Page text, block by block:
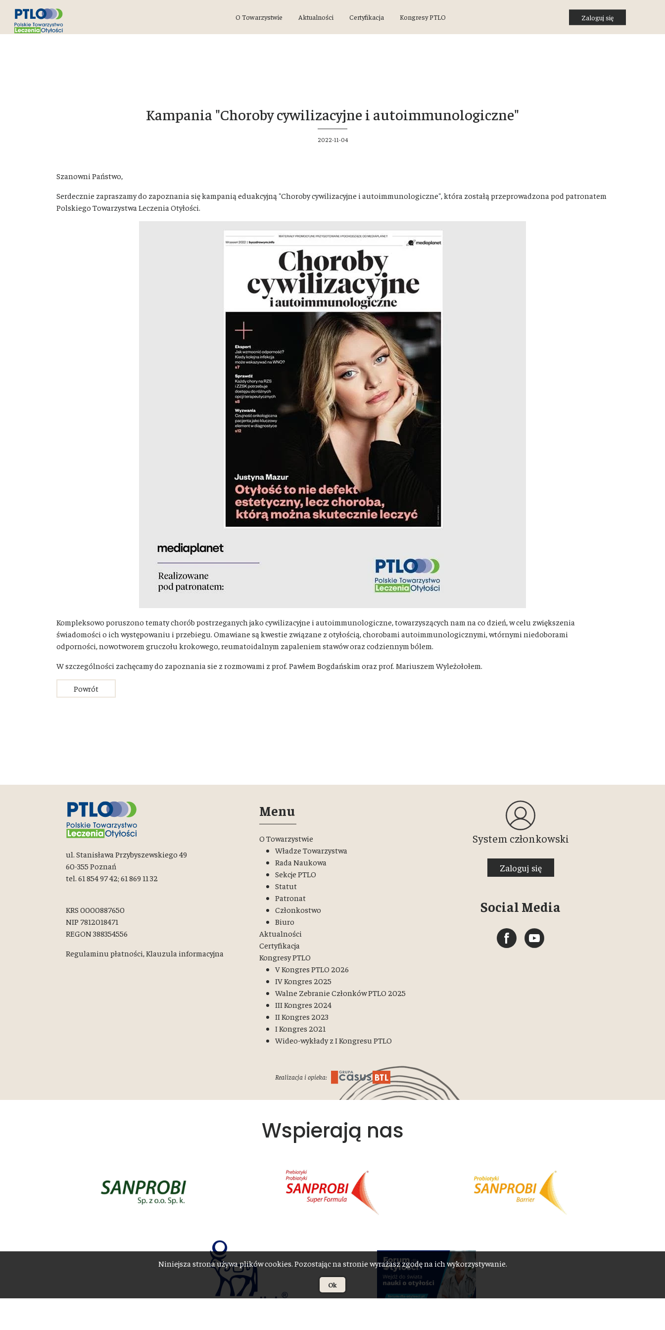
O Towarzystwie Aktualności Certyfikacja Kongresy PTLO Zaloguj się
Kampania "Choroby cywilizacyjne i autoimmunologiczne"
2022-11-04
Szanowni Państwo,
Serdecznie zapraszamy do zapoznania się kampanią eduakcyjną "Choroby cywilizacyjne i autoimmunologiczne", która zostałą przeprowadzona pod patronatem
Polskiego Towarzystwa Leczenia Otyłości.
Kompleksowo poruszono tematy chorób postrzeganych jako cywilizacyjne i autoimmunologiczne, towarzyszących nam na co dzień, w celu zwiększenia
świadomości o ich występowaniu i przebiegu. Omawiane są kwestie związane z otyłością, chorobami autoimmunologicznymi, wtórnymi niedoborami
odporności, nowotworem gruczołu krokowego, reumatoidalnym zapaleniem stawów oraz codziennym bólem.
W szczególności zachęcamy do zapoznania sie z rozmowami z prof. Pawłem Bogdańskim oraz prof. Mariuszem Wyleżołołem.
Powrót
ul. Stanisława Przybyszewskiego 49
60-355 Poznań
tel. 61 854 97 42; 61 869 11 32
KRS 0000887650
NIP 7812018471
REGON 388354556
Regulaminu płatności,Klauzula informacyjna
Menu
O Towarzystwie
Władze Towarzystwa
Rada Naukowa
Sekcje PTLO
Statut
Patronat
Członkostwo
Biuro
Aktualności
Certyfikacja
Kongresy PTLO
V Kongres PTLO 2026
IV Kongres 2025
Walne Zebranie Członków PTLO 2025
III Kongres 2024
II Kongres 2023
I Kongres 2021
Wideo-wykłady z I Kongresu PTLO
System członkowski
Zaloguj się
Social Media
Realizacja i opieka:
Niniejsza strona używa plików cookies. Pozostając na stronie wyrażasz zgodę na ich wykorzystywanie.
Ok
Wspierają nas